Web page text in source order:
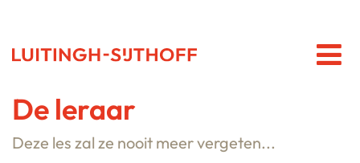
De leraar
Deze les zal ze nooit meer vergeten...